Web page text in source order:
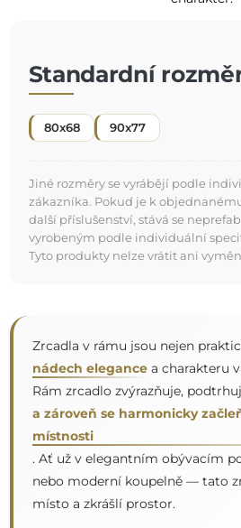
a charakteru
místnosti
. Ať už v elegantním obývacím
nebo moderní koupelně — tato
místo a zkrášlí prostor.
Zrcadlo na
nebo e-mailem. Největší zrcadla,
vyrobit, jsou
200×300 cm
a
200 cm. Zrcadla vyrábíme na
Doporučujeme zaslat poptávku
e-mailovou adresu: